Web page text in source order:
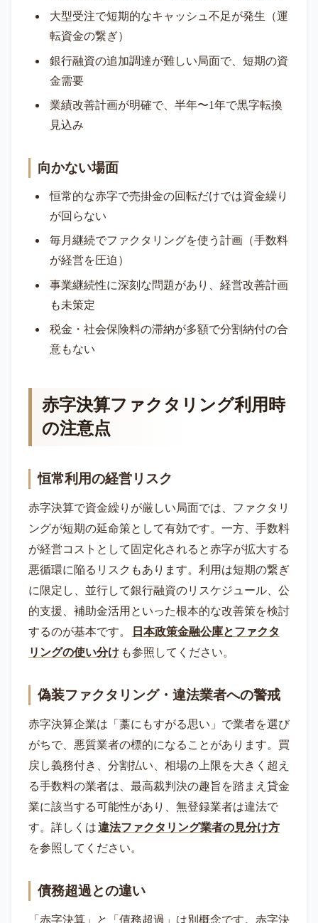
大型受注で短期的なキャッシュ不足が発生（運
転資金の繋ぎ）
銀行融資の追加調達が難しい局面で、短期の資
金需要
業績改善計画が明確で、半年〜1年で黒字転換
見込み
向かない場面
恒常的な赤字で売掛金の回転だけでは資金繰り
が回らない
毎月継続でファクタリングを使う計画（手数料
が経営を圧迫）
事業継続性に深刻な問題があり、経営改善計画
も未策定
税金・社会保険料の滞納が多額で分割納付の合
意もない
赤字決算ファクタリング利用時
の注意点
恒常利用の経営リスク
赤字決算で資金繰りが厳しい局面では、ファクタリ
ングが短期の延命策として有効です。一方、手数料
が経営コストとして固定化されると赤字が拡大する
悪循環に陥るリスクもあります。利用は短期の繋ぎ
に限定し、並行して銀行融資のリスケジュール、公
的支援、補助金活用といった根本的な改善策を検討
するのが基本です。
日本政策金融公庫とファクタ
リングの使い分け も参照してください。
偽装ファクタリング・違法業者への警戒
赤字決算企業は「藁にもすがる思い」で業者を選び
がちで、悪質業者の標的になることがあります。買
戻し義務付き、分割払い、相場の上限を大きく超え
る手数料の業者は、最高裁判決の趣旨を踏まえ貸金
業に該当する可能性があり、無登録業者は違法で
す。詳しくは違法ファクタリング業者の見分け方
を参照してください。
債務超過との違い
「赤字決算」と「債務超過」は別概念です。赤字決